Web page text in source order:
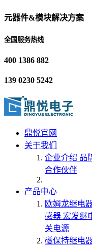
元器件&模块解决方案
全国服务热线
400 1386 882
139 0230 5242
鼎悦官网
关于我们
企业介绍 品
合作伙伴
产品中心
欧姆龙继电
感器 宏发继
关电源
磁保持继电